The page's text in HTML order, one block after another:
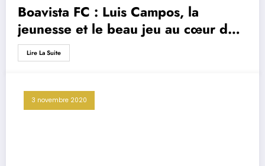
Boavista FC : Luis Campos, la
jeunesse et le beau jeu au cœur du
projet
Lire La Suite
3 novembre 2020